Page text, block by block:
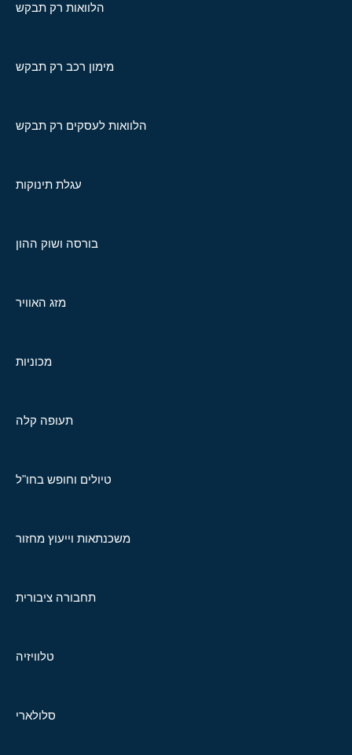
הלוואות רק תבקש
מימון רכב רק תבקש
הלוואות לעסקים רק תבקש
עגלת תינוקות
בורסה ושוק ההון
מזג האוויר
מכוניות
תעופה קלה
טיולים וחופש בחו"ל
משכנתאות וייעוץ מחזור
תחבורה ציבורית
טלוויזיה
סלולארי